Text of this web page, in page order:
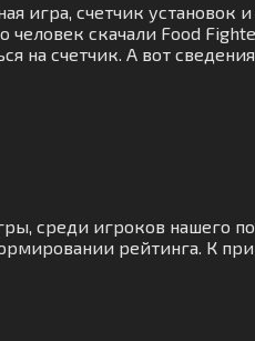
игра, счетчик
скачали Food
на счетчик. А вот
среди игроков нашего
рейтинга. К